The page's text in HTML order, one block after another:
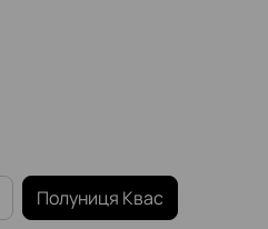
Полуниця Квас